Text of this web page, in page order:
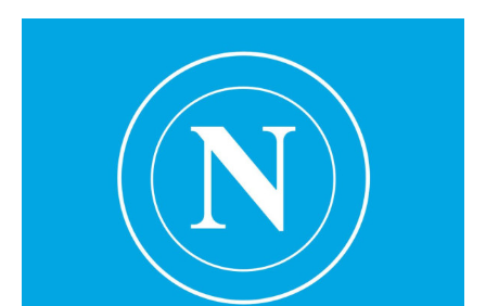
və onun qaçırdığı penalti epizodunu ələ salan videodan sonra